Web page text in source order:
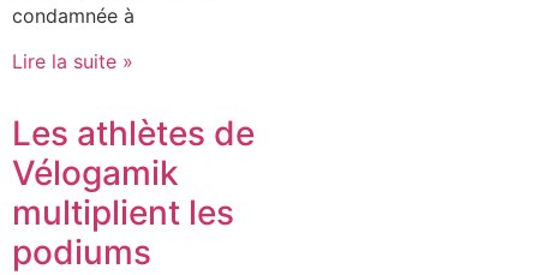
condamnée à
Lire la suite »
Les athlètes de
Vélogamik
multiplient les
podiums